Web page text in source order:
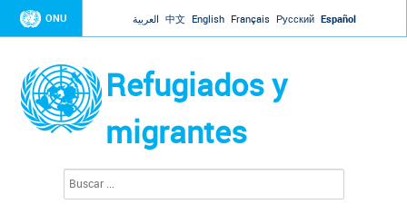
Jump to navigation
ONU العربية 中文 English Français Русский Español
Refugiados y
migrantes
s